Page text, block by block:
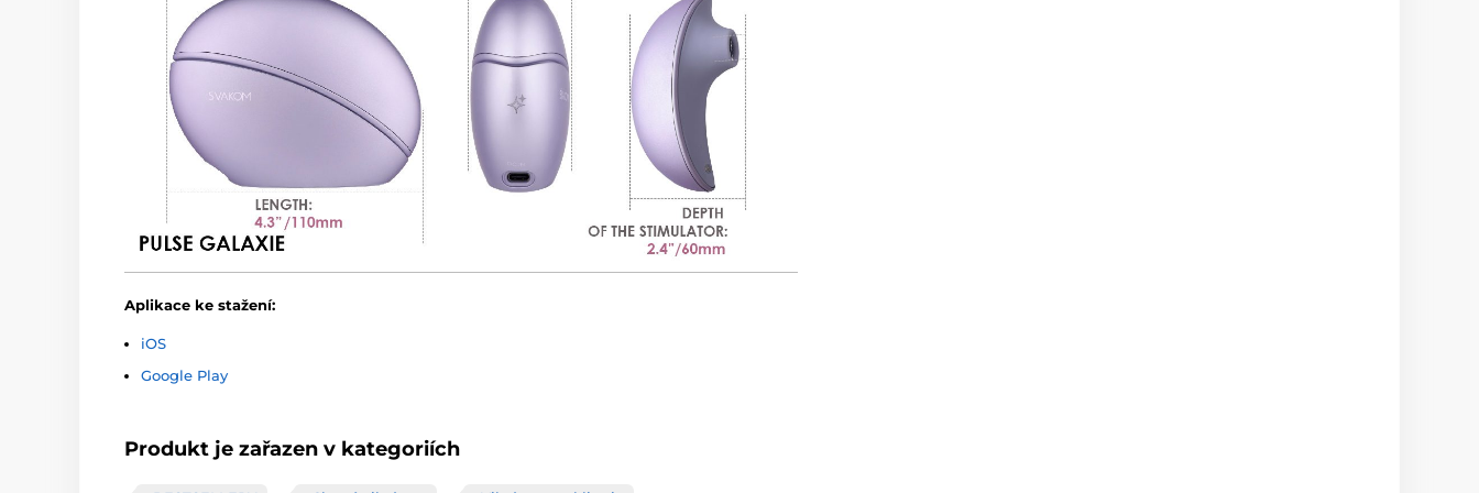
Aplikace ke stažení:
iOS
Google Play
Produkt je zařazen v kategoriích